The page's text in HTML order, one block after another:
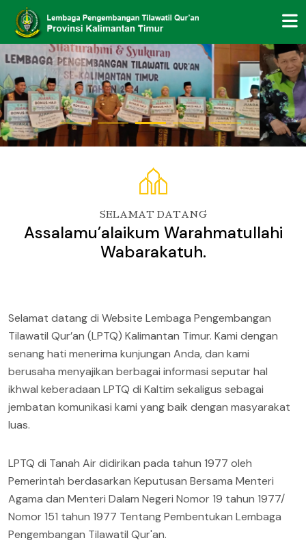
SELAMAT DATANG
Assalamu’alaikum Warahmatullahi
Wabarakatuh.
Selamat datang di Website Lembaga Pengembangan
Tilawatil Qur’an (LPTQ) Kalimantan Timur. Kami dengan
senang hati menerima kunjungan Anda, dan kami
berusaha menyajikan berbagai informasi seputar hal
ikhwal keberadaan LPTQ di Kaltim sekaligus sebagai
jembatan komunikasi kami yang baik dengan masyarakat
luas.
LPTQ di Tanah Air didirikan pada tahun 1977 oleh
Pemerintah berdasarkan Keputusan Bersama Menteri
Agama dan Menteri Dalam Negeri Nomor 19 tahun 1977/
Nomor 151 tahun 1977 Tentang Pembentukan Lembaga
Pengembangan Tilawatil Qur'an.